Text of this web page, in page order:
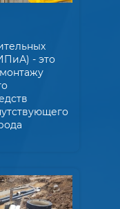
- это